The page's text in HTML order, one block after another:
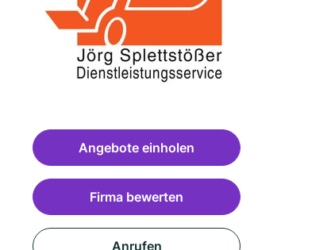
Angebote einholen
Firma bewerten
Anrufen